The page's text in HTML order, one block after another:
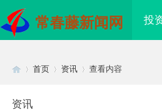
常春藤新闻网 投
首页 资讯 查看内容
资讯